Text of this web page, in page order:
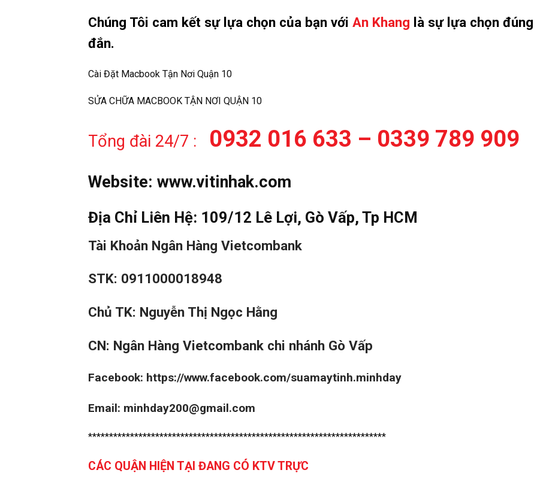
Chúng Tôi cam kết sự lựa chọn của bạn với An Khang là sự lựa chọn đúng
đắn.
Cài Đặt Macbook Tận Nơi Quận 10
SỬA CHỮA MACBOOK TẬN NƠI QUẬN 10
Tổng đài 24/7 : 0932 016 633 – 0339 789 909
Website: www.vitinhak.com
Địa Chỉ Liên Hệ: 109/12 Lê Lợi, Gò Vấp, Tp HCM
Tài Khoản Ngân Hàng Vietcombank
STK: 0911000018948
Chủ TK: Nguyễn Thị Ngọc Hằng
CN: Ngân Hàng Vietcombank chi nhánh Gò Vấp
Facebook: https://www.facebook.com/suamaytinh.minhday
Email: minhday200@gmail.com
***********************************************************************
CÁC QUẬN HIỆN TẠI ĐANG CÓ KTV TRỰC